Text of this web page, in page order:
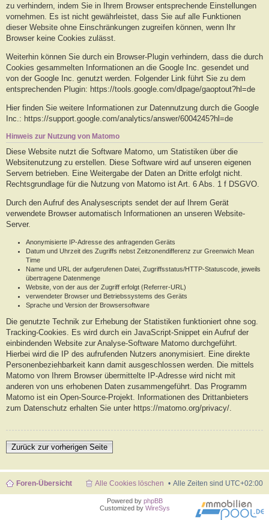
zu verhindern, indem Sie in Ihrem Browser entsprechende Einstellungen
vornehmen. Es ist nicht gewährleistet, dass Sie auf alle Funktionen
dieser Website ohne Einschränkungen zugreifen können, wenn Ihr
Browser keine Cookies zulässt.
Weiterhin können Sie durch ein Browser-Plugin verhindern, dass die durch
Cookies gesammelten Informationen an die Google Inc. gesendet und
von der Google Inc. genutzt werden. Folgender Link führt Sie zu dem
entsprechenden Plugin: https://tools.google.com/dlpage/gaoptout?hl=de
Hier finden Sie weitere Informationen zur Datennutzung durch die Google
Inc.: https://support.google.com/analytics/answer/6004245?hl=de
Hinweis zur Nutzung von Matomo
Diese Website nutzt die Software Matomo, um Statistiken über die
Websitenutzung zu erstellen. Diese Software wird auf unseren eigenen
Servern betrieben. Eine Weitergabe der Daten an Dritte erfolgt nicht.
Rechtsgrundlage für die Nutzung von Matomo ist Art. 6 Abs. 1 f DSGVO.
Durch den Aufruf des Analysescripts sendet der auf Ihrem Gerät
verwendete Browser automatisch Informationen an unseren Website-
Server.
Anonymisierte IP-Adresse des anfragenden Geräts
Datum und Uhrzeit des Zugriffs nebst Zeitzonendifferenz zur Greenwich Mean
Time
Name und URL der aufgerufenen Datei, Zugriffsstatus/HTTP-Statuscode, jeweils
übertragene Datenmenge
Website, von der aus der Zugriff erfolgt (Referrer-URL)
verwendeter Browser und Betriebssystems des Geräts
Sprache und Version der Browsersoftware
Die genutzte Technik zur Erhebung der Statistiken funktioniert ohne sog.
Tracking-Cookies. Es wird durch ein JavaScript-Snippet ein Aufruf der
einbindenden Website zur Analyse-Software Matomo durchgeführt.
Hierbei wird die IP des aufrufenden Nutzers anonymisiert. Eine direkte
Personenbeziehbarkeit kann damit ausgeschlossen werden. Die mittels
Matomo von Ihrem Browser übermittelte IP-Adresse wird nicht mit
anderen von uns erhobenen Daten zusammengeführt. Das Programm
Matomo ist ein Open-Source-Projekt. Informationen des Drittanbieters
zum Datenschutz erhalten Sie unter https://matomo.org/privacy/.
Zurück zur vorherigen Seite
Foren-Übersicht Alle Zeiten sind UTC+02:00
Alle Cookies löschen
Powered by phpBB
Customized by WireSys